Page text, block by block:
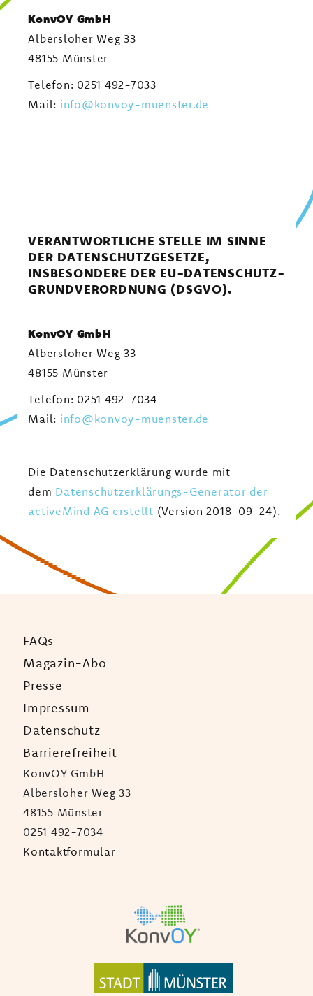
KonvOY GmbH
Albersloher Weg 33
48155 Münster
Telefon: 0251 492-7033
Mail: info@konvoy-muenster.de
VERANTWORTLICHE STELLE IM SINNE
DER DATENSCHUTZGESETZE,
INSBESONDERE DER EU-DATENSCHUTZ­
GRUNDVERORDNUNG (DSGVO).
KonvOY GmbH
Albersloher Weg 33
48155 Münster
Telefon: 0251 492-7034
Mail: info@konvoy-muenster.de
Die Datenschutzerklärung wurde mit
dem Datenschutzerklärungs-Generator der
activeMind AG erstellt (Version 2018-09-24).
FAQs
Magazin-Abo
Presse
Impressum
Datenschutz
Barrierefreiheit
KonvOY GmbH
Albersloher Weg 33
48155 Münster
0251 492-7034
Kontaktformular